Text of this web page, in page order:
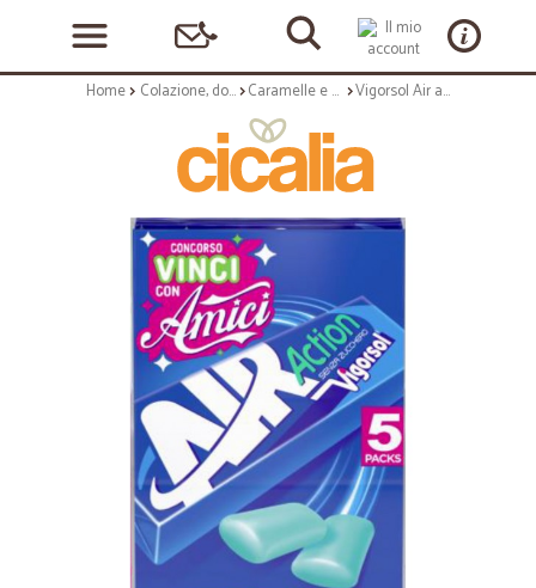
Home Colazione, dolciumi e snack Caramelle e chewing gum Vigorsol Air action 5 packs gr.13x5